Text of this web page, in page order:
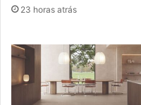
23 horas atrás